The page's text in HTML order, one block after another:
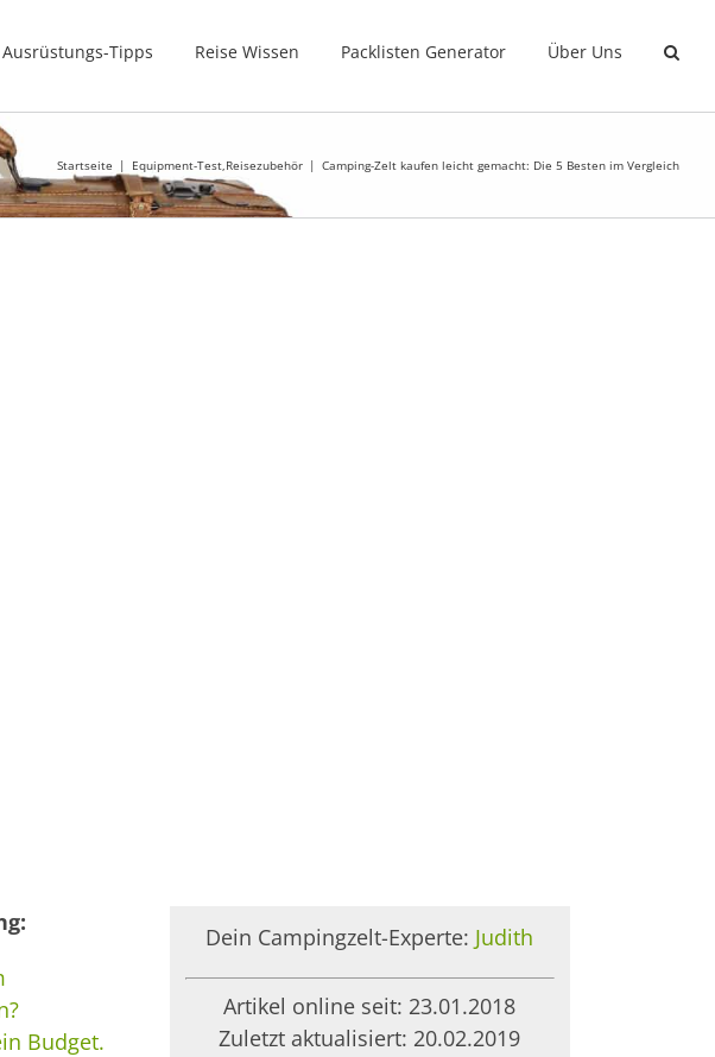
Ausrüstungs-Tipps Reise Wissen Packlisten Generator Über Uns
Startseite Equipment-Test Reisezubehör Camping-Zelt kaufen leicht gemacht: Die 5 Besten im Vergleich
Budget.
Dein Campingzelt-Experte: Judith
Artikel online seit: 23.01.2018
Zuletzt aktualisiert: 20.02.2019